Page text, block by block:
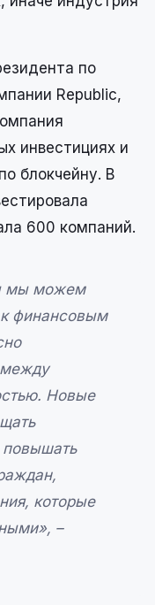
по
Republic,
инвестициях и
блокчейну. В
600 компаний.
мы можем
к финансовым
между
Новые
повышать
которые
–